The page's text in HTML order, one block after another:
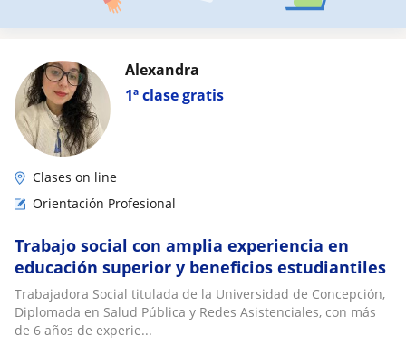
1ª clase gratis
Alexandra
Clases on line
Orientación Profesional
Trabajo social con amplia experiencia en
educación superior y beneficios estudiantiles
Trabajadora Social titulada de la Universidad de Concepción,
Diplomada en Salud Pública y Redes Asistenciales, con más
de 6 años de experie...